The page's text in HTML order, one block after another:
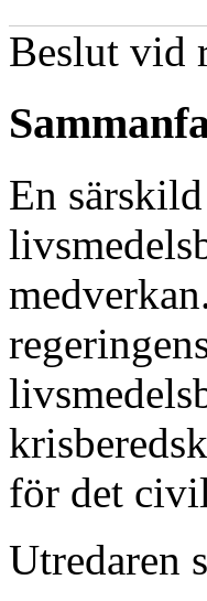
Beslut vid
En
för det
Utredaren